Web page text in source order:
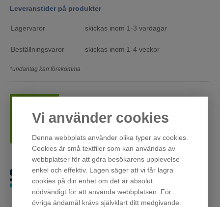
Vi använder cookies
Denna webbplats använder olika typer av cookies.
Cookies är små textfiler som kan användas av
webbplatser för att göra besökarens upplevelse
enkel och effektiv. Lagen säger att vi får lagra
cookies på din enhet om det är absolut
nödvändigt för att använda webbplatsen. För
övriga ändamål krävs självklart ditt medgivande.
Leveranstider på produkter
Lagervaror skickas inom 1-3 vardagar
Beställningsvaror skickas inom 1-4 veckor
*undantag kan förekomma
Tillvalstjänster som inbärning, installation,
bortforsling och omhängning finns i kassan
Få först. Betala sen.